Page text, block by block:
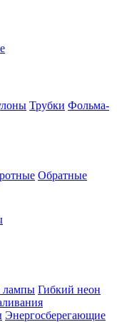
Трубки Фольма-
Обратные
лампы Гибкий неон
Энергосберегающие